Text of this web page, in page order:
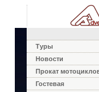
Туры
Новости
Прокат
Гостевая